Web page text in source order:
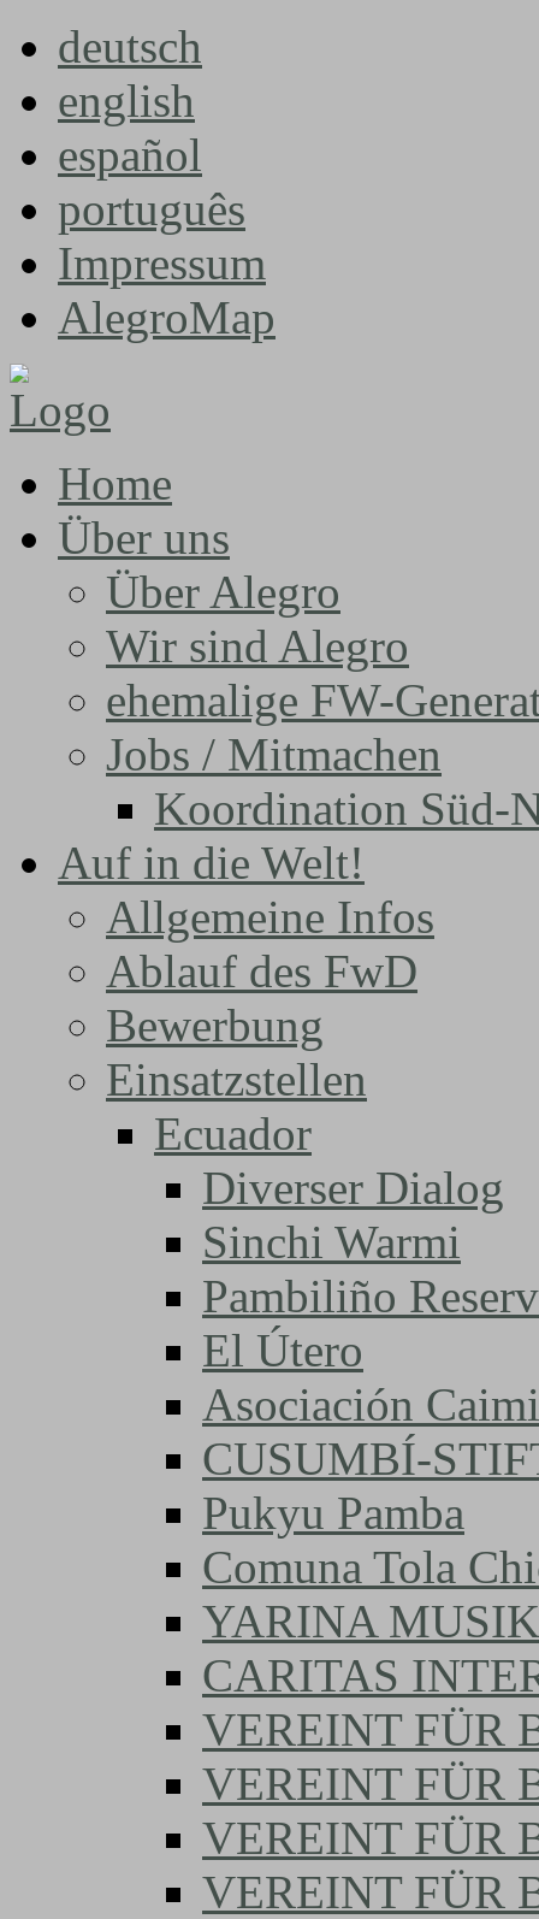
deutsch
english
español
português
Impressum
AlegroMap
Home
Über uns
Über Alegro
Wir sind Alegro
ehemalige FW-
Jobs / Mitmachen
Koordination Süd-
Auf in die Welt!
Allgemeine Infos
Ablauf des FwD
Bewerbung
Einsatzstellen
Ecuador
Diverser Dialog
Sinchi Warmi
Pambiliño
El Útero
Asociación
CUSUMBÍ-
Pukyu Pamba
Comuna Tola
YARINA
CARITAS
VEREINT FÜR
VEREINT FÜR
VEREINT FÜR
VEREINT FÜR